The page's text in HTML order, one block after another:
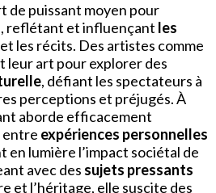
de puissant moyen pour
, reflétant et influençant les
et les récits. Des artistes comme
leur art pour explorer des
, défiant les spectateurs à
perceptions et préjugés. À
aborde efficacement
entre expériences personnelles
en lumière l’impact sociétal de
avec des sujets pressants
et l’héritage, elle suscite des